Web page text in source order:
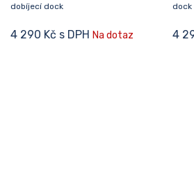
dobíjecí dock
4 290 Kč s DPH Na dotaz
dock
4